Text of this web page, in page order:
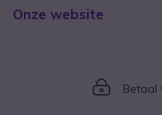
Onze website
Icon
Betaal